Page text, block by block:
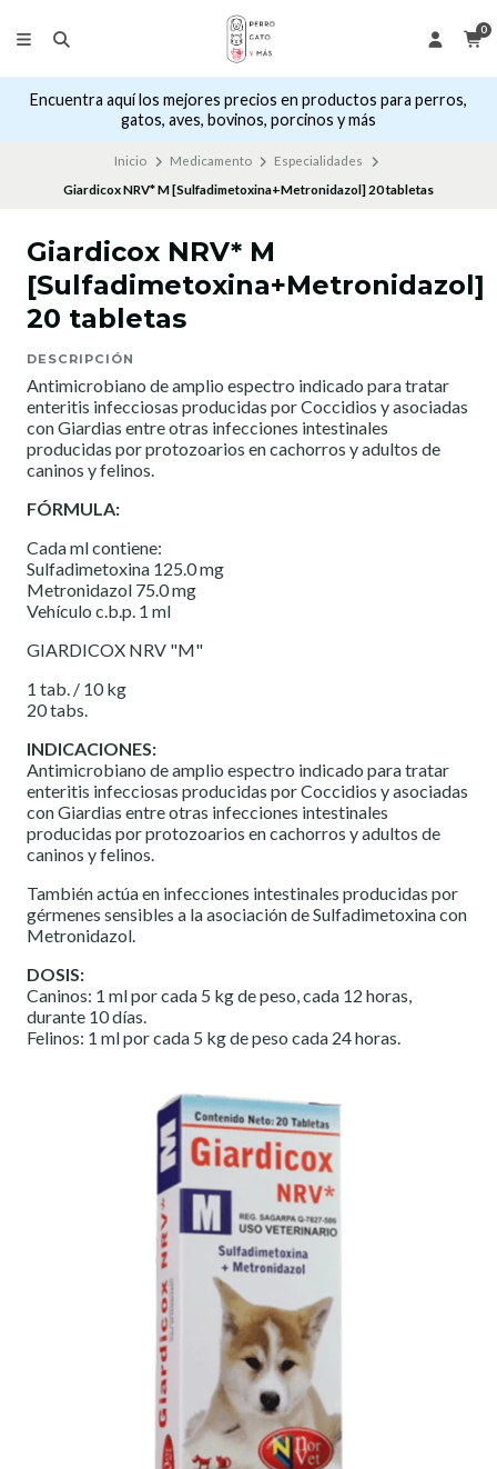
0
Encuentra aquí los mejores precios en productos para perros,
gatos, aves, bovinos, porcinos y más
Inicio Medicamento
Especialidades
Giardicox NRV* M [Sulfadimetoxina+Metronidazol] 20 tabletas
Giardicox NRV* M
[Sulfadimetoxina+Metronidazol]
20 tabletas
DESCRIPCIÓN
Antimicrobiano de amplio espectro indicado para tratar
enteritis infecciosas producidas por Coccidios y asociadas
con Giardias entre otras infecciones intestinales
producidas por protozoarios en cachorros y adultos de
caninos y felinos.
FÓRMULA:
Cada ml contiene:
Sulfadimetoxina 125.0 mg
Metronidazol 75.0 mg
Vehículo c.b.p. 1 ml
GIARDICOX NRV "M"
1 tab. / 10 kg
20 tabs.
INDICACIONES:
Antimicrobiano de amplio espectro indicado para tratar
enteritis infecciosas producidas por Coccidios y asociadas
con Giardias entre otras infecciones intestinales
producidas por protozoarios en cachorros y adultos de
caninos y felinos.
También actúa en infecciones intestinales producidas por
gérmenes sensibles a la asociación de Sulfadimetoxina con
Metronidazol.
DOSIS:
Caninos: 1 ml por cada 5 kg de peso, cada 12 horas,
durante 10 días.
Felinos: 1 ml por cada 5 kg de peso cada 24 horas.